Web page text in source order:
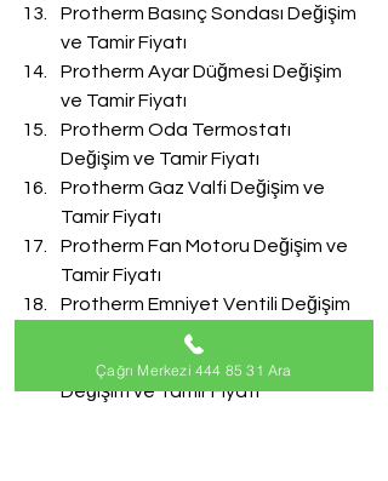
Protherm Basınç Sondası Değişim
ve Tamir Fiyatı
Protherm Ayar Düğmesi Değişim
ve Tamir Fiyatı
Protherm Oda Termostatı
Değişim ve Tamir Fiyatı
Protherm Gaz Valfi Değişim ve
Tamir Fiyatı
Protherm Fan Motoru Değişim ve
Tamir Fiyatı
Protherm Emniyet Ventili Değişim
ve Tamir Fiyatı
Protherm Doldurma Musluğu
Değişim ve Tamir Fiyatı
Çağrı Merkezi 444 85 31 Ara